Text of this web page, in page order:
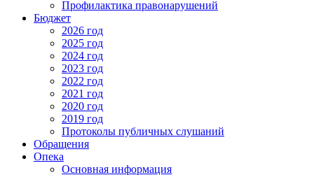
Профилактика правонарушений
Бюджет
2026 год
2025 год
2024 год
2023 год
2022 год
2021 год
2020 год
2019 год
Протоколы публичных слушаний
Обращения
Опека
Основная информация